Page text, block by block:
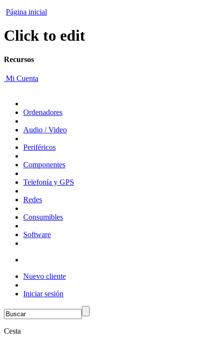
Página inicial
Click to edit
Recursos
Mi Cuenta
Ordenadores
Audio / Video
Periféricos
Componentes
Telefonía y GPS
Redes
Consumibles
Software
Nuevo cliente
Iniciar sesión
Cesta